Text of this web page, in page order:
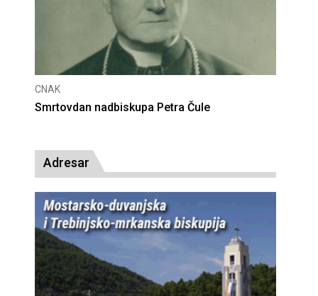
CNAK
Smrtovdan nadbiskupa Petra Čule
Adresar